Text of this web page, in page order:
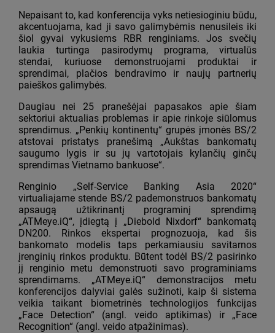
Nepaisant to, kad konferencija vyks netiesioginiu būdu,
akcentuojama, kad ji savo galimybėmis nenusileis iki
šiol gyvai vykusiems RBR renginiams. Jos svečių
laukia turtinga pasirodymų programa, virtualūs
stendai, kuriuose demonstruojami produktai ir
sprendimai, plačios bendravimo ir naujų partnerių
paieškos galimybės.
Daugiau nei 25 pranešėjai papasakos apie šiam
sektoriui aktualias problemas ir apie rinkoje siūlomus
sprendimus. „Penkių kontinentų“ grupės įmonės BS/2
atstovai pristatys pranešimą „Aukštas bankomatų
saugumo lygis ir su jų vartotojais kylančių ginčų
sprendimas Vietnamo bankuose“.
Renginio „Self-Service Banking Asia 2020“
virtualiajame stende BS/2 pademonstruos bankomatų
apsaugą užtikrinantį programinį sprendimą
„ATMeye.iQ“, įdiegtą į „Diebold Nixdorf“ bankomatą
DN200. Rinkos ekspertai prognozuoja, kad šis
bankomato modelis taps perkamiausiu savitarnos
įrenginių rinkos produktu. Būtent todėl BS/2 pasirinko
jį renginio metu demonstruoti savo programiniams
sprendimams. „ATMeye.iQ“ demonstracijos metu
konferencijos dalyviai galės sužinoti, kaip ši sistema
veikia taikant biometrinės technologijos funkcijas
„Face Detection“ (angl. veido aptikimas) ir „Face
Recognition“ (angl. veido atpažinimas).